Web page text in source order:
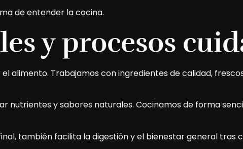
de entender la cocina.
y procesos
alimento. Trabajamos con ingredientes de calidad,
nutrientes y sabores naturales. Cocinamos de forma
también facilita la digestión y el bienestar general tras